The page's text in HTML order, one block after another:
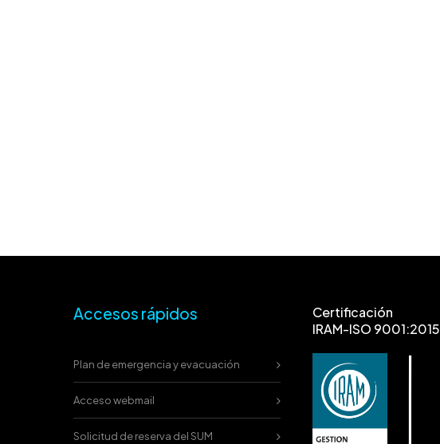
Accesos rápidos
Plan de emergencia y evacuación
Acceso webmail
Solicitud de reserva del SUM
Certificación
IRAM-ISO 9001:2015